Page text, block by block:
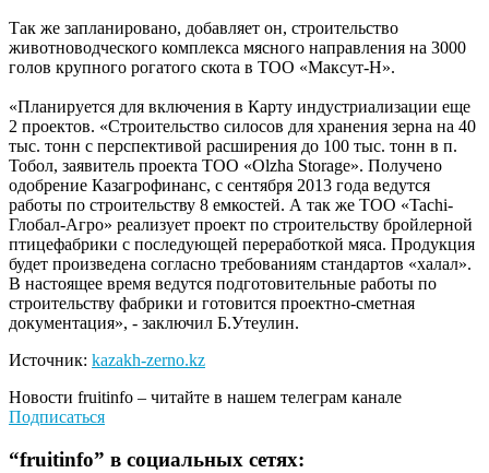
Так же запланировано, добавляет он, строительство
животноводческого комплекса мясного направления на 3000
голов крупного рогатого скота в ТОО «Максут-Н».
«Планируется для включения в Карту индустриализации еще
2 проектов. «Строительство силосов для хранения зерна на 40
тыс. тонн с перспективой расширения до 100 тыс. тонн в п.
Тобол, заявитель проекта ТОО «Olzha Storage». Получено
одобрение Казагрофинанс, с сентября 2013 года ведутся
работы по строительству 8 емкостей. А так же ТОО «Tachi-
Глобал-Агро» реализует проект по строительству бройлерной
птицефабрики с последующей переработкой мяса. Продукция
будет произведена согласно требованиям стандартов «халал».
В настоящее время ведутся подготовительные работы по
строительству фабрики и готовится проектно-сметная
документация», - заключил Б.Утеулин.
Источник: kazakh-zerno.kz
Новости fruitinfo – читайте в нашем телеграм канале
Подписаться
“fruitinfo” в социальных сетях: